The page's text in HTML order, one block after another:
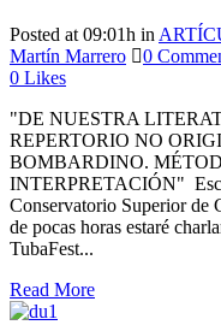
Posted at 09:01h in
Martín Marrero
0
0 Likes
"DE NUESTRA
REPERTORIO NO
BOMBARDINO.
INTERPRETACIÓN"
Conservatorio Superior
de pocas horas estaré
TubaFest...
Read More